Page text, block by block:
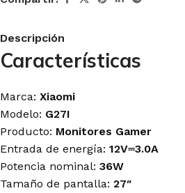
Descripción
Características
Marca: Xiaomi
Modelo: G27I
Producto: Monitores Gamer
Entrada de energía: 12V⎓3.0A
Potencia nominal: 36W
Tamaño de pantalla: 27″